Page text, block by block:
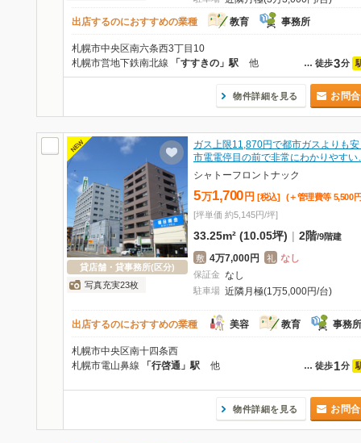
出店するのにおすすめの業種
教育 事務所
札幌市中央区南六条西3丁目10
… 徒歩3分
札幌市営地下鉄南北線 「すすきの」駅 他
物件詳細を見る お問
NEW
貸店舗・貸事務所(区分)
写真充実23枚
ガス上限11,870円で都市ガスよりも
市電電停目の前で非常にわかりやす
シャトーフロントナック
5万1,700 円 [税込] (＋管理費等 5,500
[坪単価 約5,145円/坪]
33.25m² (10.05坪) | 2階/9階建
敷 4万7,000円 礼 なし
保証金 なし
駐車場 近隣月極(1万5,000円/台)
出店するのにおすすめの業種 美容 教育 事務所
札幌市中央区南十四条西
… 徒歩1分
札幌市電山鼻線 「行啓通」駅 他
物件詳細を見る お問